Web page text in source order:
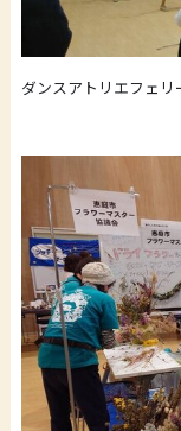
ダンスアトリエフェ